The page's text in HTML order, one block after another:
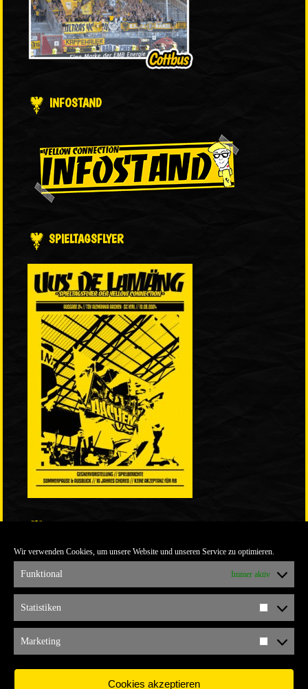
Wir verwenden Cookies, um unsere Website und unseren Service zu optimieren.
Funktional Immer aktiv
Statistiken
Marketing
Cookies akzeptieren
INFOSTAND
SPIELTAGSFLYER
ULTRABLOG DER YELLOW CONNECTION
ALEMANNIA VERKAUFT MAN NICHT
ARCHIV
ARCHIV